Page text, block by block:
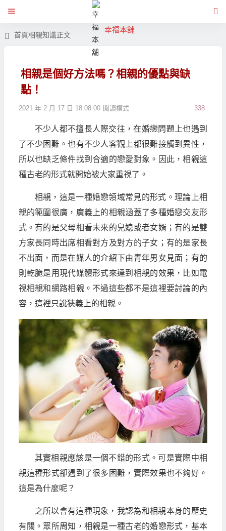
幸福本舖
首頁相親知識正文
相親是個好方法嗎？相親的優點與缺
點！
2021 年 2 月 17 日 18:08:00 338
閱讀模式
不少人都不擅長人際交往，在婚戀問題上也遇到
了不少困難。也有不少人客觀上都很難接觸到異性，
所以也缺乏條件找到合適的戀愛對象。因此，相親這
種古老的形式就開始被大家重視了。
相親，這是一種婚戀領域常見的形式。理論上相
親的範圍很廣，廣義上的相親涵蓋了多種婚戀交友形
式。有的是父母相看未來的兒媳或者女婿；有的是雙
方家長同時出席相看對方及對方的子女；有的是家長
不出面，而是在媒人的介紹下由青年男女見面；有的
則乾脆是用現代媒體形式來達到相親的效果，比如電
視相親和網路相親。不過這些都不是這裡要討論的內
容，這裡只說狹義上的相親。
其實相親應該是一個不錯的形式。可是實際中相
親這種形式卻遇到了很多困難，實際效果也不夠好。
這是為什麼呢？
之所以會有這種現象，我認為和相親本身的歷史
有關。眾所周知，相親是一種古老的婚戀形式，基本